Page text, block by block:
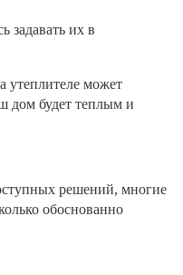
задавать их в
утеплителе может
дом будет теплым и
решений, многие
обоснованно